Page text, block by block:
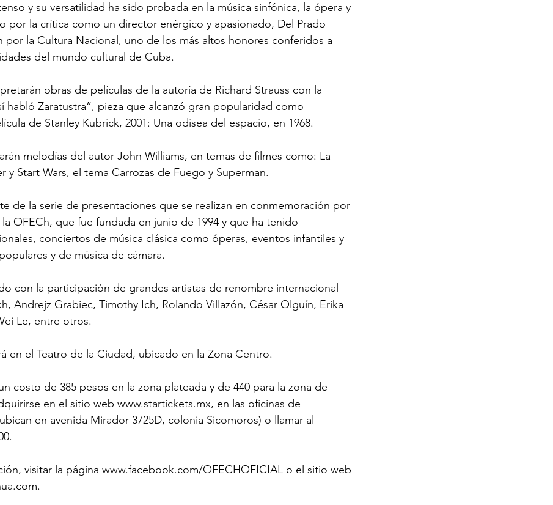
y su versatilidad ha sido probada en la música sinfónica, la ópera y
por la crítica como un director enérgico y apasionado, Del Prado
por la Cultura Nacional, uno de los más altos honores conferidos a
del mundo cultural de Cuba.
obras de películas de la autoría de Richard Strauss con la
habló Zaratustra”, pieza que alcanzó gran popularidad como
de Stanley Kubrick, 2001: Una odisea del espacio, en 1968.
melodías del autor John Williams, en temas de filmes como: La
y Start Wars, el tema Carrozas de Fuego y Superman.
de la serie de presentaciones que se realizan en conmemoración por
OFECh, que fue fundada en junio de 1994 y que ha tenido
conciertos de música clásica como óperas, eventos infantiles y
y de música de cámara.
con la participación de grandes artistas de renombre internacional
Andrejz Grabiec, Timothy Ich, Rolando Villazón, César Olguín, Erika
Le, entre otros.
en el Teatro de la Ciudad, ubicado en la Zona Centro.
costo de 385 pesos en la zona plateada y de 440 para la zona de
en el sitio web www.startickets.mx, en las oficinas de
en avenida Mirador 3725D, colonia Sicomoros) o llamar al
visitar la página www.facebook.com/OFECHOFICIAL o el sitio web